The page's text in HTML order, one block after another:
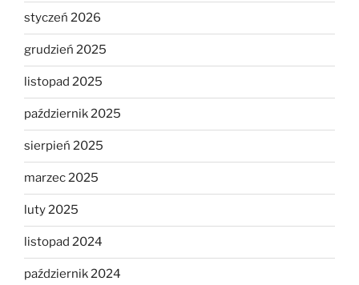
styczeń 2026
grudzień 2025
listopad 2025
październik 2025
sierpień 2025
marzec 2025
luty 2025
listopad 2024
październik 2024